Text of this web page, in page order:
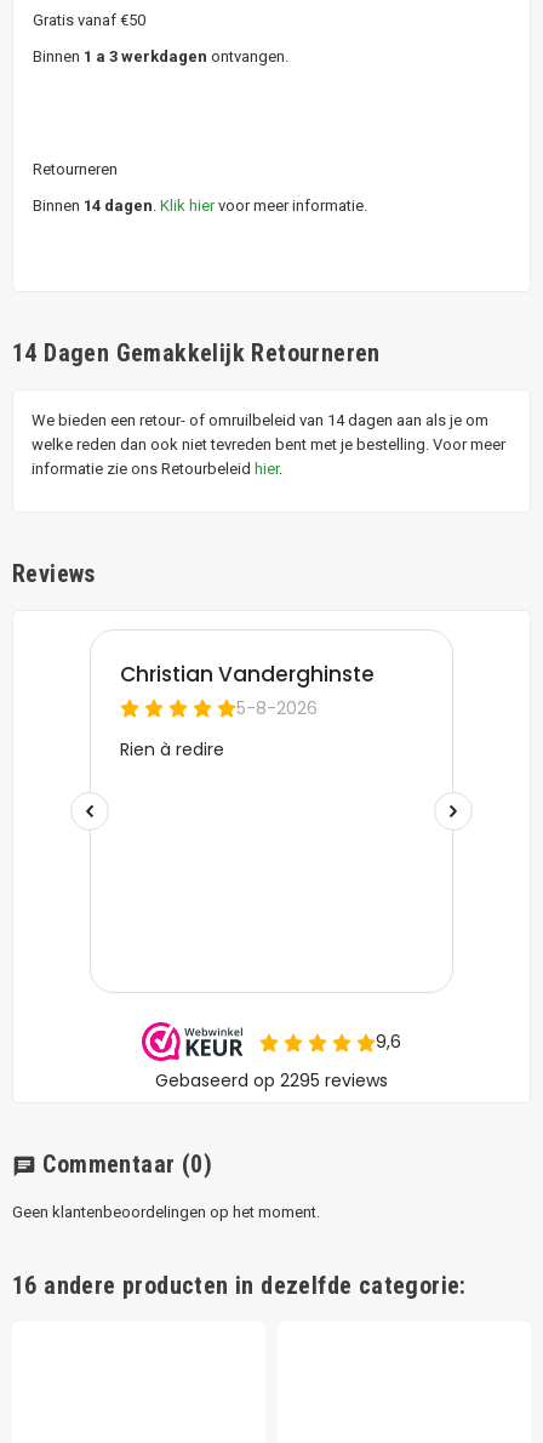
Gratis vanaf €50
Binnen 1 a 3 werkdagen ontvangen.
Retourneren
Binnen 14 dagen Klik hiervoor meer informatie.
14 Dagen Gemakkelijk Retourneren
We bieden een retour- of omruilbeleid van 14 dagen aan als je om
welke reden dan ook niet tevreden bent met je bestelling. Voor meer
informatie zie ons Retourbeleid hier.
Reviews
chat Commentaar (0)
Geen klantenbeoordelingen op het moment.
16 andere producten in dezelfde categorie: